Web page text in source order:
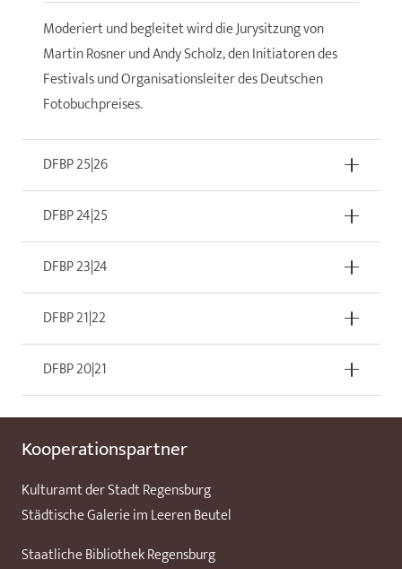
Moderiert und begleitet wird die Jurysitzung von
Martin Rosner und Andy Scholz, den Initiatoren des
Festivals und Organisationsleiter des Deutschen
Fotobuchpreises.
DFBP 25|26
DFBP 24|25
DFBP 23|24
DFBP 21|22
DFBP 20|21
Kooperationspartner
Kulturamt der Stadt Regensburg
Städtische Galerie im Leeren Beutel
Staatliche Bibliothek Regensburg